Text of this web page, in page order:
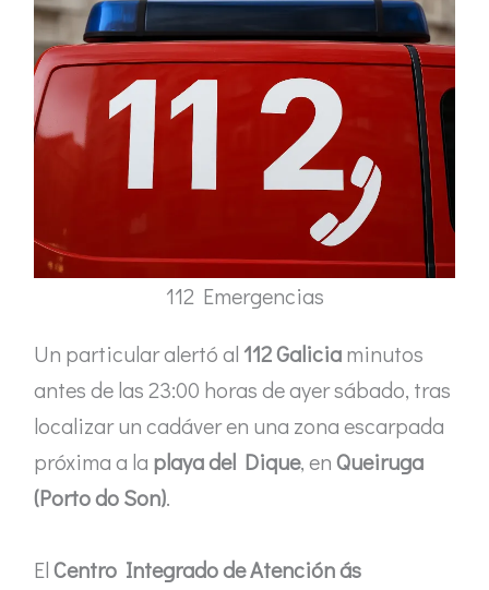
112 Emergencias
Un particular alertó al112 Galiciaminutos
antes de las 23:00 horas de ayer sábado, tras
localizar un cadáver en una zona escarpada
próxima a la playa del Dique, enQueiruga
(Porto do Son).
ElCentro Integrado de Atención ás